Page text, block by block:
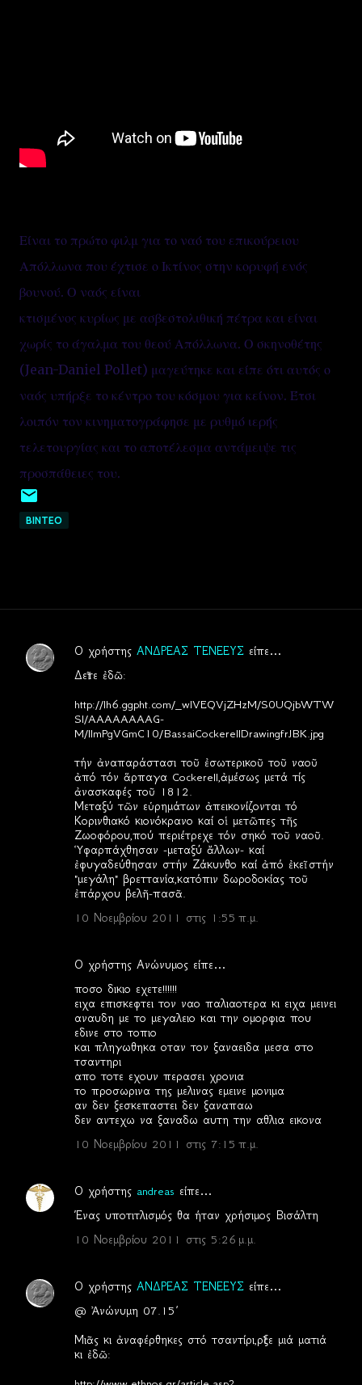
Είναι το πρώτο φιλμ για το ναό του επικούρειου
Απόλλωνα που έχτισε ο Ικτίνος στην κορυφή ενός
βουνού. Ο ναός είναι
κτισμένος κυρίως με ασβεστολιθική πέτρα και είναι
χωρίς το άγαλμα του θεού Απόλλωνα. Ο σκηνοθέτης
(Jean-Daniel Pollet) μαγεύτηκε και είπε ότι αυτός ο
ναός υπήρξε το κέντρο του κόσμου για κείνον. Έτσι
λοιπόν τον κινηματογράφησε με ρυθμό ιερής
τελετουργίας και το αποτέλεσμα αντάμειψε τις
προσπάθειες του.
ΒΙΝΤΕΟ
Σ
Ο χρήστης ΑΝΔΡΕΑΣ ΤΕΝΕΕΥΣ είπε…
Δεῖτε ἐδῶ:
http://lh6.ggpht.com/_wIVEQVjZHzM/S0UQjbWTW
SI/AAAAAAAAG-
M/llmPgVGmC10/BassaiCockerellDrawingfrJBK.jpg
τήν ἀναπαράστασι τοῦ ἐσωτερικοῦ τοῦ ναοῦ
ἀπό τόν ἅρπαγα Cockerell,ἀμέσως μετά τίς
ἀνασκαφές τοῦ 1812.
Μεταξύ τῶν εὑρημάτων ἀπεικονίζονται τό
Κορινθιακό κιονόκρανο καί οἱ μετῶπες τῆς
Ζωοφόρου,πού περιέτρεχε τόν σηκό τοῦ ναοῦ.
Ὑφαρπάχθησαν -μεταξύ ἄλλων- καί
ἐφυγαδεύθησαν στήν Ζάκυνθο καί ἀπό ἐκεῖ στήν
"μεγάλη" βρεττανία,κατόπιν δωροδοκίας τοῦ
ἐπάρχου βελῆ-πασᾶ.
10 Νοεμβρίου 2011 στις 1:55 π.μ.
Ο χρήστης Ανώνυμος είπε…
ποσο δικιο εχετε!!!!!!
ειχα επισκεφτει τον ναο παλιαοτερα κι ειχα μεινει
αναυδη με το μεγαλειο και την ομορφια που
εδινε στο τοπιο
και πληγωθηκα οταν τον ξαναειδα μεσα στο
τσαντηρι
απο τοτε εχουν περασει χρονια
το προσωρινα της μελινας εμεινε μονιμα
αν δεν ξεσκεπαστει δεν ξαναπαω
δεν αντεχω να ξαναδω αυτη την αθλια εικονα
10 Νοεμβρίου 2011 στις 7:15 π.μ.
Ο χρήστης andreas είπε…
Ένας υποτιτλισμός θα ήταν χρήσιμος Βισάλτη
10 Νοεμβρίου 2011 στις 5:26 μ.μ.
Ο χρήστης ΑΝΔΡΕΑΣ ΤΕΝΕΕΥΣ είπε…
@ Ἀνώνυμη 07.15΄
Μιᾶς κι ἀναφέρθηκες στό τσαντίρι,ρῖξε μιά ματιά
κι ἐδῶ: